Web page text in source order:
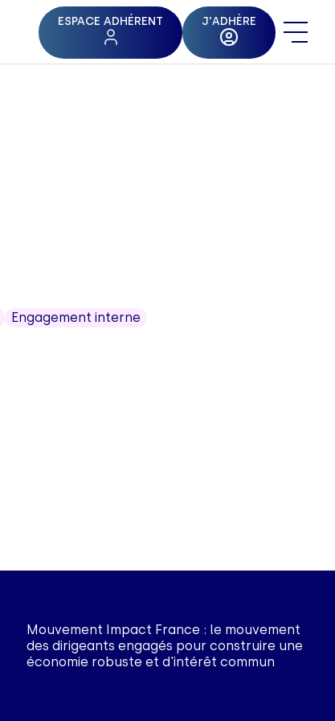
ESPACE ADHÉRENT J'ADHÈRE
Engagement interne
Mouvement Impact France : le mouvement
des dirigeants engagés pour construire une
économie robuste et d'intérêt commun